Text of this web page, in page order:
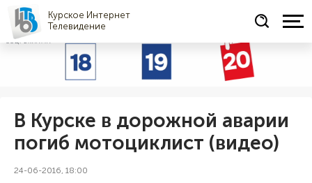
Курское Интернет
Телевидение
СОЦРЕКЛАМА
В Курске в дорожной аварии
погиб мотоциклист (видео)
24-06-2016, 18:00